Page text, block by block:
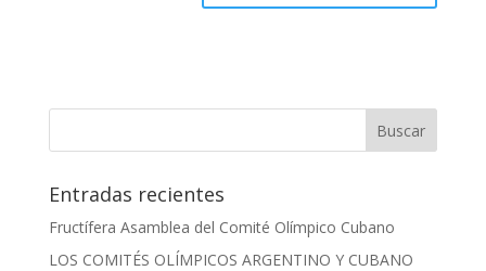
Entradas recientes
Fructífera Asamblea del Comité Olímpico Cubano
LOS COMITÉS OLÍMPICOS ARGENTINO Y CUBANO